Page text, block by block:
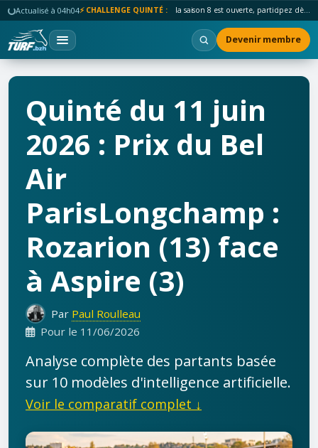
Actualisé à 04h04⚡ CHALLENGE QUINTÉ : la saison 8 est ouverte, participez dès maintenant !
Devenir membre
Quinté du 11 juin
2026 : Prix du Bel
Air
ParisLongchamp :
Rozarion (13) face
à Aspire (3)
Par Paul Roulleau
Pour le 11/06/2026
Analyse complète des partants basée
sur 10 modèles d'intelligence artificielle.
Voir le comparatif complet ↓